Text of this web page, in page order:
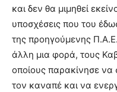
και δεν θα μιμηθεί
υποσχέσεις που του
της προηγούμενης
άλλη μια φορά, τους
οποίους παρακίνησε να
τον καναπέ και να